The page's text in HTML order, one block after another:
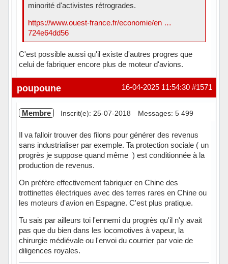
minorité d'activistes rétrogrades.
https://www.ouest-france.fr/economie/en …
724e64dd56
C'est possible aussi qu'il existe d'autres progres que
celui de fabriquer encore plus de moteur d'avions.
Hors ligne #1571
16-04-2025 11:54:30
poupoune
Membre Inscrit(e): 25-07-2018 Messages: 5 499
Il va falloir trouver des filons pour générer des revenus
sans industrialiser par exemple. Ta protection sociale ( un
progrès je suppose quand même ) est conditionnée à la
production de revenus.
On préfère effectivement fabriquer en Chine des
trottinettes électriques avec des terres rares en Chine ou
les moteurs d'avion en Espagne. C'est plus pratique.
Tu sais par ailleurs toi l'ennemi du progrès qu'il n'y avait
pas que du bien dans les locomotives à vapeur, la
chirurgie médiévale ou l'envoi du courrier par voie de
diligences royales.